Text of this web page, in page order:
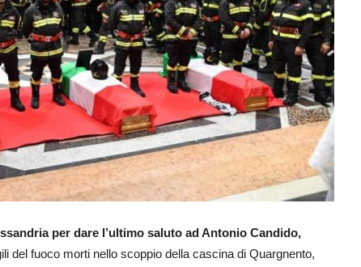
per dare l’ultimo saluto ad Antonio Candido,
del fuoco morti nello scoppio della cascina di Quargnento,